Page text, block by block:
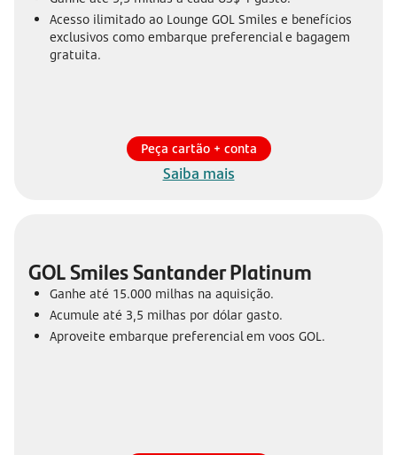
Acesso ilimitado ao Lounge GOL Smiles e benefícios
exclusivos como embarque preferencial e bagagem
gratuita.
Peça cartão + conta
Saiba mais
GOL Smiles Santander Platinum
Ganhe até 15.000 milhas na aquisição.
Acumule até 3,5 milhas por dólar gasto.
Aproveite embarque preferencial em voos GOL.